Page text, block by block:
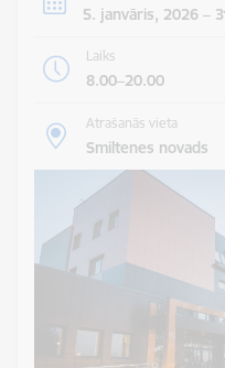
5. janvāris, 2026 –
Laiks
8.00–20.00
Atrašanās vieta
Smiltenes novads